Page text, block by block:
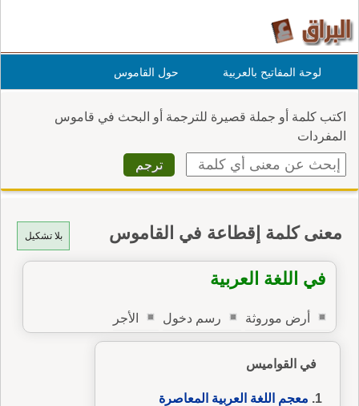
لوحة المفاتيح بالعربية حول القاموس
اكتب كلمة أو جملة قصيرة للترجمة أو البحث في قاموس
المفردات
بلا تشكيل معنى كلمة إقطاعة في القاموس
في اللغة العربية
أرض موروثة رسم دخول الأجر
في القواميس
معجم اللغة العربية المعاصرة